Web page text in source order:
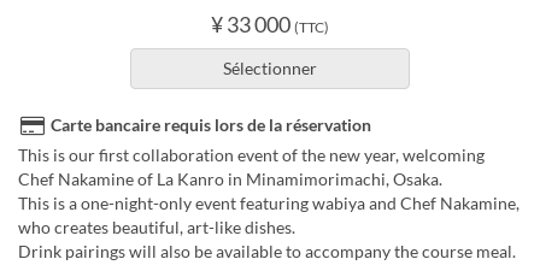
¥ 33 000 (TTC)
Sélectionner
Carte bancaire requis lors de la réservation
This is our first collaboration event of the new year, welcoming
Chef Nakamine of La Kanro in Minamimorimachi, Osaka.
This is a one-night-only event featuring wabiya and Chef Nakamine,
who creates beautiful, art-like dishes.
Drink pairings will also be available to accompany the course meal.